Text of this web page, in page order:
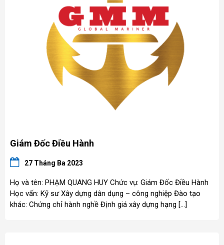
Giám Đốc Điều Hành
27 Tháng Ba 2023
Họ và tên: PHẠM QUANG HUY Chức vụ: Giám Đốc Điều Hành
Học vấn: Kỹ sư Xây dựng dân dụng – công nghiệp Đào tạo
khác: Chứng chỉ hành nghề Định giá xây dựng hạng […]